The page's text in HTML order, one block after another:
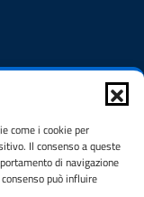
come i cookie per
Il consenso a queste
di navigazione
può influire